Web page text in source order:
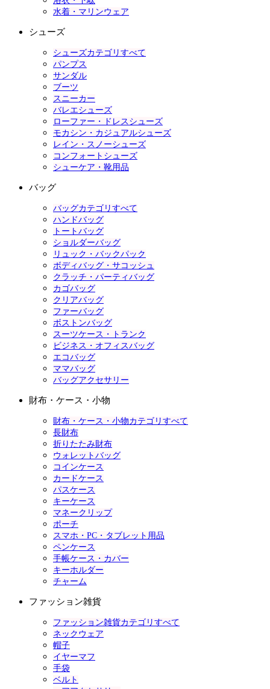
水着・マリンウェア
シューズ
シューズカテゴリすべて
パンプス
サンダル
ブーツ
スニーカー
バレエシューズ
ローファー・ドレスシューズ
モカシン・カジュアルシューズ
レイン・スノーシューズ
コンフォートシューズ
シューケア・靴用品
バッグ
バッグカテゴリすべて
ハンドバッグ
トートバッグ
ショルダーバッグ
リュック・バックパック
ボディバッグ・サコッシュ
クラッチ・パーティバッグ
カゴバッグ
クリアバッグ
ファーバッグ
ボストンバッグ
スーツケース・トランク
ビジネス・オフィスバッグ
エコバッグ
ママバッグ
バッグアクセサリー
財布・ケース・小物
財布・ケース・小物カテゴリすべて
長財布
折りたたみ財布
ウォレットバッグ
コインケース
カードケース
パスケース
キーケース
マネークリップ
ポーチ
スマホ・PC・タブレット用品
ペンケース
手帳ケース・カバー
キーホルダー
チャーム
ファッション雑貨
ファッション雑貨カテゴリすべて
ネックウェア
帽子
イヤーマフ
手袋
ベルト